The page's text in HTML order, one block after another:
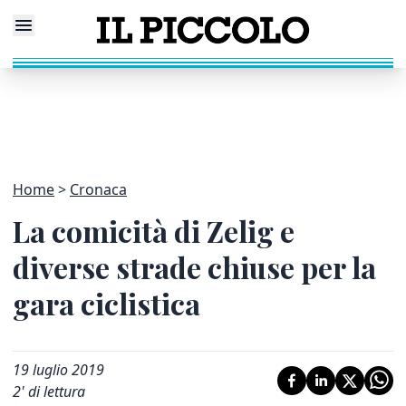
Home Cronaca
La comicità di Zelig e
diverse strade chiuse per la
gara ciclistica
19 luglio 2019
2' di lettura